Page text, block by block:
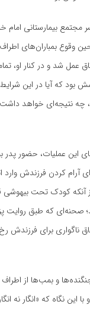
مجتمع بیمارستانی
شد و در کنار او،
بود که آیا در این
بمب‌ها، انجام یک عمل سنگین و ۷ ساعته،
این عملیات، حضور پدر
آرام کردن فرزندش وارد
کودک تحت بیهوشی
که طبق روایت
برای فرزندش
و بمب‌ها از
این نگاه که «انگار نه